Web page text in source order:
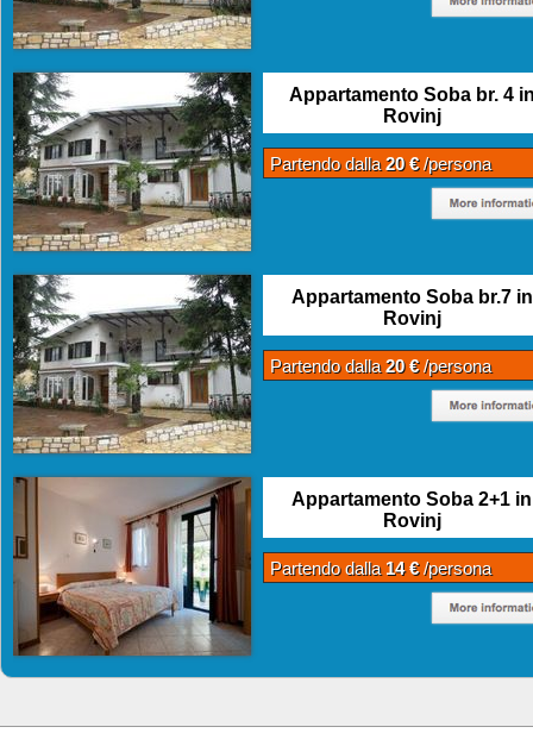
Appartamento Soba br. 4
Rovinj
Partendo dalla20 €/persona
Appartamento Soba br.7 in
Rovinj
Partendo dalla20 €/persona
Appartamento Soba 2+1 in
Rovinj
Partendo dalla 14 €/persona